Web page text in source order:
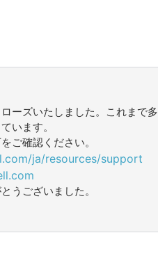
ーズいたしました。これまで
います。
ご確認ください。
ja/resources/support
うございました。